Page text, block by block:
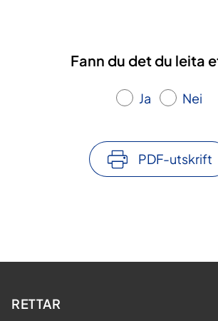
Fann du det du leita
Ja Nei
PDF-utskrift
RETTAR